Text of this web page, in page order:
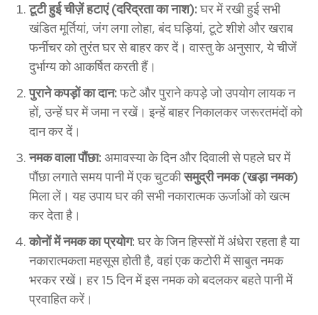
टूटी हुई चीज़ें हटाएं (दरिद्रता का नाश):घर में रखी हुई सभी
खंडित मूर्तियां, जंग लगा लोहा, बंद घड़ियां, टूटे शीशे और खराब
फर्नीचर को तुरंत घर से बाहर कर दें। वास्तु के अनुसार, ये चीजें
दुर्भाग्य को आकर्षित करती हैं।
पुराने कपड़ों का दान:फटे और पुराने कपड़े जो उपयोग लायक न
हों, उन्हें घर में जमा न रखें। इन्हें बाहर निकालकर जरूरतमंदों को
दान कर दें।
नमक वाला पौंछा: अमावस्या के दिन और दिवाली से पहले घर में
पौंछा लगाते समय पानी में एक चुटकीसमुद्री नमक (खड़ा नमक)
मिला लें। यह उपाय घर की सभी नकारात्मक ऊर्जाओं को खत्म
कर देता है।
कोनों में नमक का प्रयोग:घर के जिन हिस्सों में अंधेरा रहता है या
नकारात्मकता महसूस होती है, वहां एक कटोरी में साबुत नमक
भरकर रखें। हर 15 दिन में इस नमक को बदलकर बहते पानी में
प्रवाहित करें।